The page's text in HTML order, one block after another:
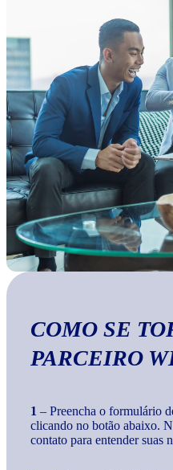
COMO SE
PARCEIRO
1 – Preencha o formulário
clicando no botão abaixo.
contato para entender suas